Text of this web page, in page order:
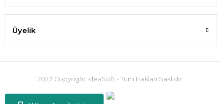
Üyelik
2023 Copyright IdeaSoft - Tüm Hakları Saklıdır.